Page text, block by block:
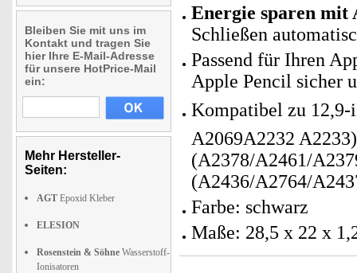
Bleiben Sie mit uns im
Kontakt und tragen Sie
hier Ihre E-Mail-Adresse
für unsere HotPrice-Mail
ein:
Mehr Hersteller-
Seiten:
AGT Epoxid Kleber
ELESION
Rosenstein & Söhne Wasserstoff-
Ionisatoren
Energie sparen mit
Schließen
Passend für Ihren
Apple Pencil sicher
Kompatibel zu
A2069A2232
(A2378/A2461/
(A2436/A2764/
Farbe: schwarz
Maße: 28,5 x 22 x